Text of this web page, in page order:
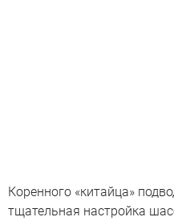
Коренного «китайца»
тщательная настройка